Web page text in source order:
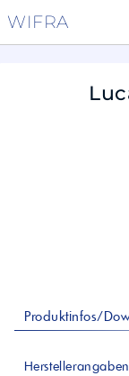
WIFRA
Produktinfos/